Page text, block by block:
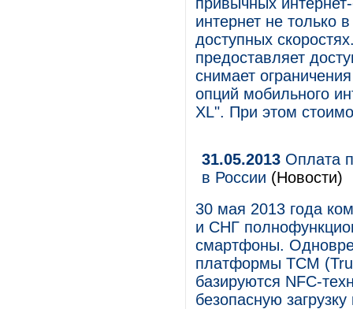
интернет не только
доступных
предоставляет
снимает
опций мобильного
XL". При этом
31.05.2013 Оплата
в России (Новости)
30 мая 2013 года
и СНГ
смартфоны.
платформы TCM
базируются NFC-
безопасную